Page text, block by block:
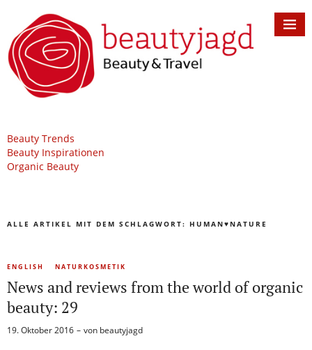
Beauty Trends
Beauty Inspirationen
Organic Beauty
ALLE ARTIKEL MIT DEM SCHLAGWORT: HUMAN♥NATURE
ENGLISH NATURKOSMETIK
News and reviews from the world of organic
beauty: 29
19. Oktober 2016 von beautyjagd